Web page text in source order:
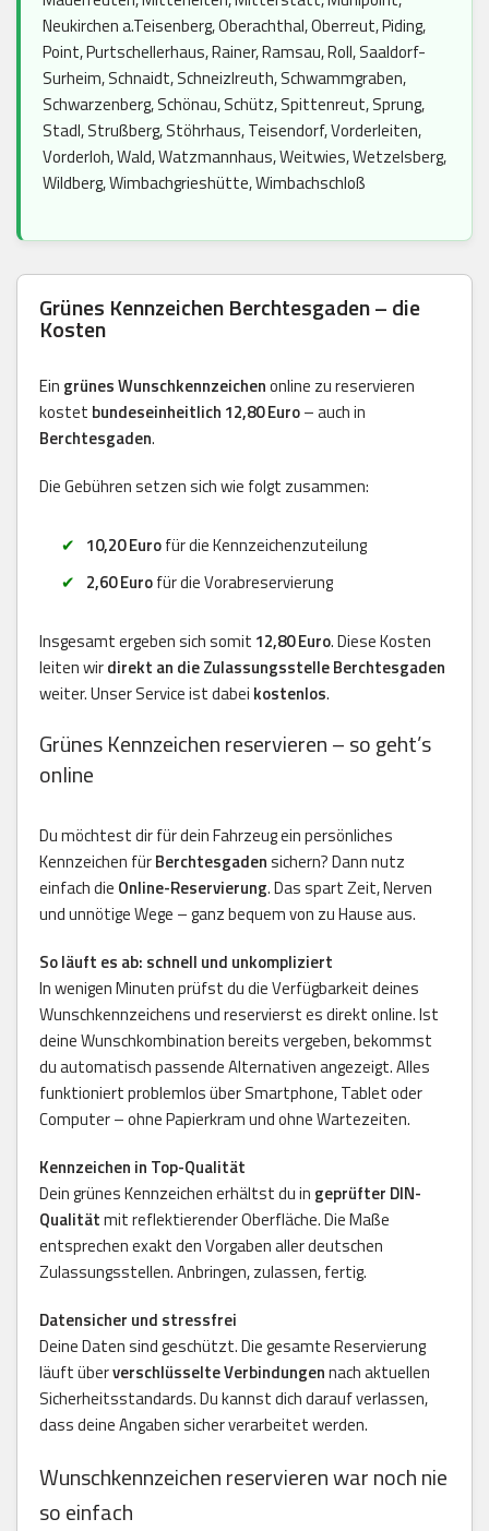
Neukirchen a.Teisenberg, Oberachthal, Oberreut, Piding,
Point, Purtschellerhaus, Rainer, Ramsau, Roll, Saaldorf-
Surheim, Schnaidt, Schneizlreuth, Schwammgraben,
Schwarzenberg, Schönau, Schütz, Spittenreut, Sprung,
Stadl, Strußberg, Stöhrhaus, Teisendorf, Vorderleiten,
Vorderloh, Wald, Watzmannhaus, Weitwies, Wetzelsberg,
Wildberg, Wimbachgrieshütte, Wimbachschloß
Grünes Kennzeichen Berchtesgaden – die
Kosten
Ein grünes Wunschkennzeichenonline zu reservieren
kostet bundeseinheitlich 12,80 Euro– auch in
Berchtesgaden.
Die Gebühren setzen sich wie folgt zusammen:
10,20 Eurofür die Kennzeichenzuteilung
2,60 Eurofür die Vorabreservierung
Insgesamt ergeben sich somit 12,80 Euro. Diese Kosten
leiten wirdirekt an die Zulassungsstelle Berchtesgaden
weiter. Unser Service ist dabei kostenlos.
Grünes Kennzeichen reservieren – so geht’s
online
Du möchtest dir für dein Fahrzeug ein persönliches
Kennzeichen fürBerchtesgadensichern? Dann nutz
einfach die Online-Reservierung. Das spart Zeit, Nerven
und unnötige Wege – ganz bequem von zu Hause aus.
So läuft es ab: schnell und unkompliziert
In wenigen Minuten prüfst du die Verfügbarkeit deines
Wunschkennzeichens und reservierst es direkt online. Ist
deine Wunschkombination bereits vergeben, bekommst
du automatisch passende Alternativen angezeigt. Alles
funktioniert problemlos über Smartphone, Tablet oder
Computer – ohne Papierkram und ohne Wartezeiten.
Kennzeichen in Top-Qualität
Dein grünes Kennzeichen erhältst du in geprüfter DIN-
Qualitätmit reflektierender Oberfläche. Die Maße
entsprechen exakt den Vorgaben aller deutschen
Zulassungsstellen. Anbringen, zulassen, fertig.
Datensicher und stressfrei
Deine Daten sind geschützt. Die gesamte Reservierung
läuft überverschlüsselte Verbindungennach aktuellen
Sicherheitsstandards. Du kannst dich darauf verlassen,
dass deine Angaben sicher verarbeitet werden.
Wunschkennzeichen reservieren war noch nie
so einfach